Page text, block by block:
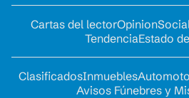
Cartas del lectorOpinion
TendenciaEstado
ClasificadosInmuebles
Avisos Fúnebres y